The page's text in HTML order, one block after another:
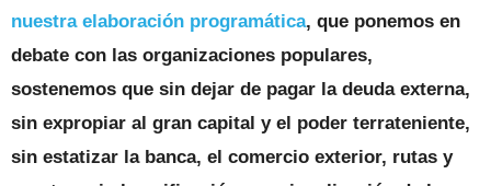
nuestra elaboración programática, que ponemos en
debate con las organizaciones populares,
sostenemos que sin dejar de pagar la deuda externa,
sin expropiar al gran capital y el poder terrateniente,
sin estatizar la banca, el comercio exterior, rutas y